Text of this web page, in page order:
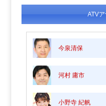
ATV
今泉清保
河村 庸市
小野寺 紀帆